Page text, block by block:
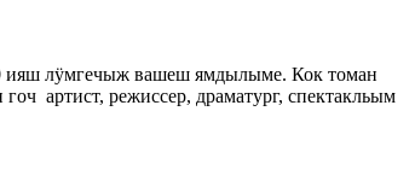
ияш лӱмгечыж вашеш ямдылыме. Кок томан
артист, режиссер, драматург, спектакльым